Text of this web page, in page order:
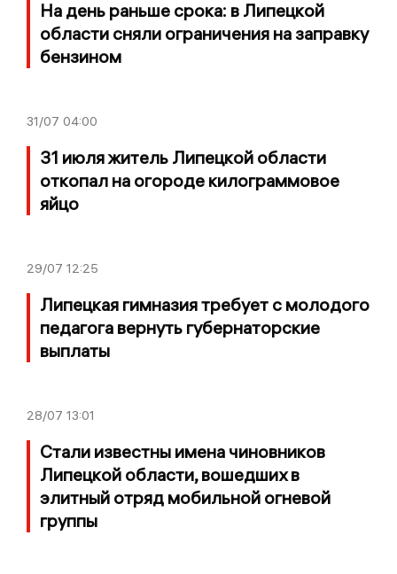
На день раньше срока: в Липецкой
области сняли ограничения на заправку
бензином
31/07 04:00
31 июля житель Липецкой области
откопал на огороде килограммовое
яйцо
29/07 12:25
Липецкая гимназия требует с молодого
педагога вернуть губернаторские
выплаты
28/07 13:01
Стали известны имена чиновников
Липецкой области, вошедших в
элитный отряд мобильной огневой
группы